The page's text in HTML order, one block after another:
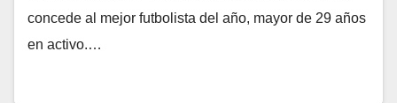
concede al mejor futbolista del año, mayor de 29 años
en activo.…